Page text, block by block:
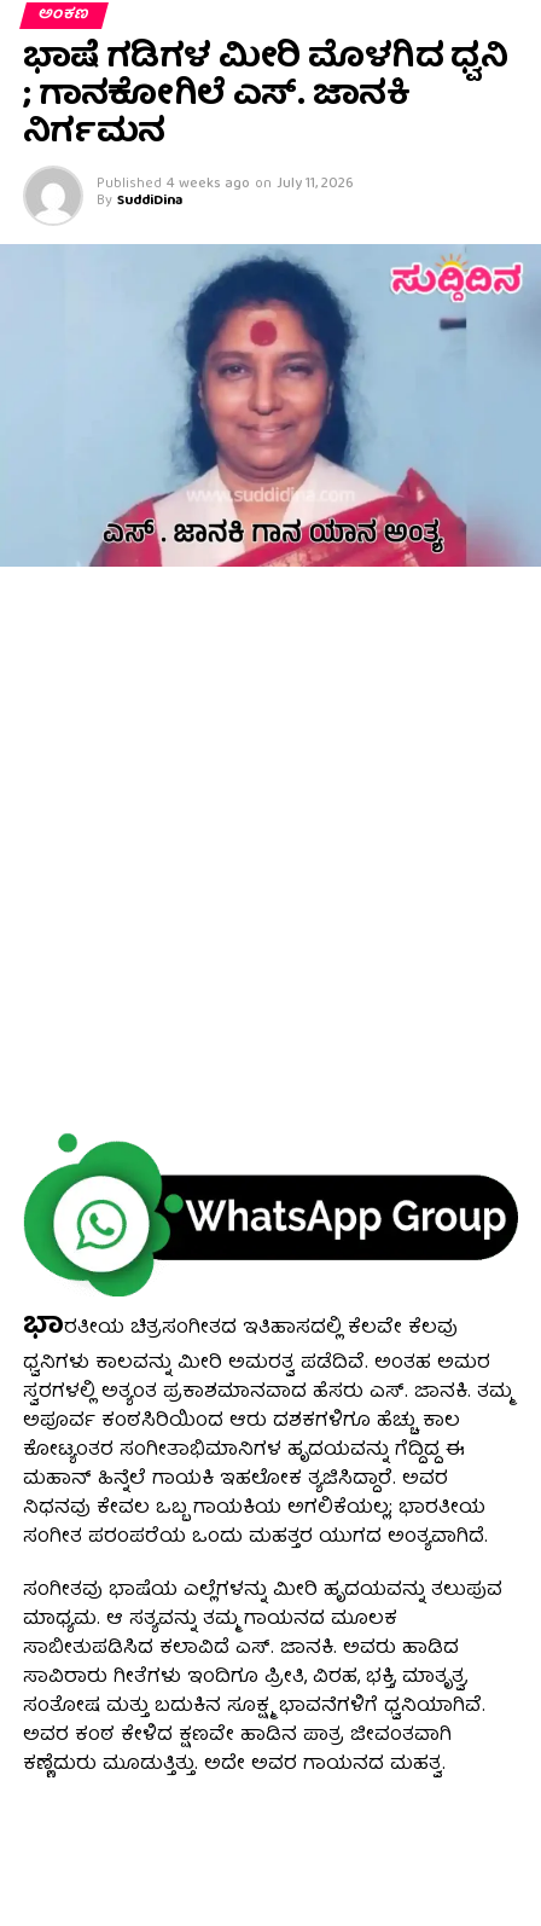
ಅಂಕಣ
ಭಾಷೆ ಗಡಿಗಳ ಮೀರಿ ಮೊಳಗಿದ ಧ್ವನಿ
; ಗಾನಕೋಗಿಲೆ ಎಸ್. ಜಾನಕಿ
ನಿರ್ಗಮನ
Published 4 weeks ago on July 11, 2026
By SuddiDina
ಭಾರತೀಯ ಚಿತ್ರಸಂಗೀತದ ಇತಿಹಾಸದಲ್ಲಿ ಕೆಲವೇ ಕೆಲವು
ಧ್ವನಿಗಳು ಕಾಲವನ್ನು ಮೀರಿ ಅಮರತ್ವ ಪಡೆದಿವೆ. ಅಂತಹ ಅಮರ
ಸ್ವರಗಳಲ್ಲಿ ಅತ್ಯಂತ ಪ್ರಕಾಶಮಾನವಾದ ಹೆಸರು ಎಸ್. ಜಾನಕಿ. ತಮ್ಮ
ಅಪೂರ್ವ ಕಂಠಸಿರಿಯಿಂದ ಆರು ದಶಕಗಳಿಗೂ ಹೆಚ್ಚು ಕಾಲ
ಕೋಟ್ಯಂತರ ಸಂಗೀತಾಭಿಮಾನಿಗಳ ಹೃದಯವನ್ನು ಗೆದ್ದಿದ್ದ ಈ
ಮಹಾನ್ ಹಿನ್ನೆಲೆ ಗಾಯಕಿ ಇಹಲೋಕ ತ್ಯಜಿಸಿದ್ದಾರೆ. ಅವರ
ನಿಧನವು ಕೇವಲ ಒಬ್ಬ ಗಾಯಕಿಯ ಅಗಲಿಕೆಯಲ್ಲ; ಭಾರತೀಯ
ಸಂಗೀತ ಪರಂಪರೆಯ ಒಂದು ಮಹತ್ತರ ಯುಗದ ಅಂತ್ಯವಾಗಿದೆ.
ಸಂಗೀತವು ಭಾಷೆಯ ಎಲ್ಲೆಗಳನ್ನು ಮೀರಿ ಹೃದಯವನ್ನು ತಲುಪುವ
ಮಾಧ್ಯಮ. ಆ ಸತ್ಯವನ್ನು ತಮ್ಮ ಗಾಯನದ ಮೂಲಕ
ಸಾಬೀತುಪಡಿಸಿದ ಕಲಾವಿದೆ ಎಸ್. ಜಾನಕಿ. ಅವರು ಹಾಡಿದ
ಸಾವಿರಾರು ಗೀತೆಗಳು ಇಂದಿಗೂ ಪ್ರೀತಿ, ವಿರಹ, ಭಕ್ತಿ, ಮಾತೃತ್ವ,
ಸಂತೋಷ ಮತ್ತು ಬದುಕಿನ ಸೂಕ್ಷ್ಮ ಭಾವನೆಗಳಿಗೆ ಧ್ವನಿಯಾಗಿವೆ.
ಅವರ ಕಂಠ ಕೇಳಿದ ಕ್ಷಣವೇ ಹಾಡಿನ ಪಾತ್ರ ಜೀವಂತವಾಗಿ
ಕಣ್ಣೆದುರು ಮೂಡುತ್ತಿತ್ತು. ಅದೇ ಅವರ ಗಾಯನದ ಮಹತ್ವ.